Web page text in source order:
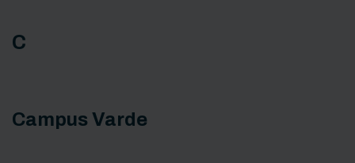
C
Campus Varde